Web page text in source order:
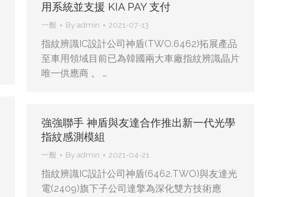
用系統並支援 KIA PAY 支付
一般 By admin 2021-07-13
指紋辨識IC設計公司神盾(TWO.6462)拓展產品
至車用領域目前已為韓國兩大車廠指紋辨識晶片
唯一供應商 。 …
強強聯手 神盾與友達合作推出新一代光學
指紋感測模組
一般 By admin 2021-04-21
指紋辨識IC設計公司神盾(6462.TWO)與友達光
電(2409)旗下子公司達擎為深化雙方技術應